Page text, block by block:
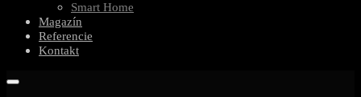
Smart Home
Magazín
Referencie
Kontakt